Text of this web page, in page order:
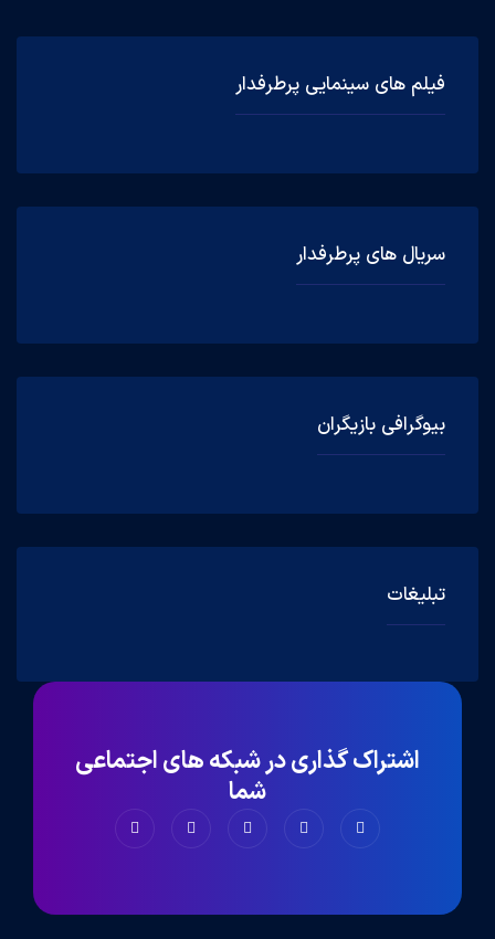
فیلم های سینمایی پرطرفدار
سریال های پرطرفدار
بیوگرافی بازیگران
تبلیغات
اشتراک گذاری در شبکه های اجتماعی
شما